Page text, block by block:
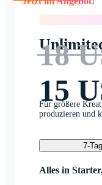
18
15
Für größere
produzieren und
7-
Alles in